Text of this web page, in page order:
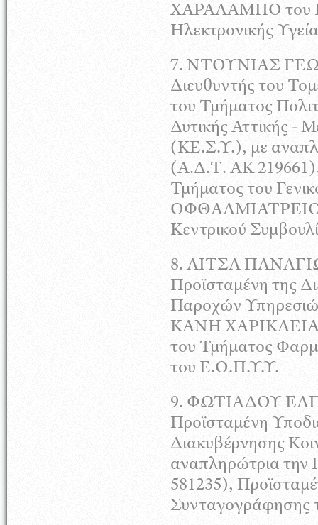
ΧΑΡΑΛΑΜΠΟ του
Ηλεκτρονικής
7. ΝΤΟΥΝΙΑΣ
Διευθυντής του
του Τμήματος
Δυτικής Αττικής -
(ΚΕ.Σ.Υ.), με
(Α.Δ.Τ. ΑΚ
Τμήματος του
Κεντρικού
8. ΛΙΤΣΑ
Προϊσταμένη της
Παροχών
ΚΑΝΗ
του Τμήματος
του Ε.Ο.Π.Υ.Υ.
9. ΦΩΤΙΑΔΟΥ
Προϊσταμένη
Διακυβέρνησης
αναπληρώτρια την
581235),
Συνταγογράφησης